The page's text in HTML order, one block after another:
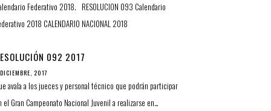
Federativo 2018. RESOLUCION 093 Calendario
2018 CALENDARIO NACIONAL 2018
092 2017
2017
avala a los jueces y personal técnico que podrán participar
el Gran Campeonato Nacional Juvenil a realizarse en…